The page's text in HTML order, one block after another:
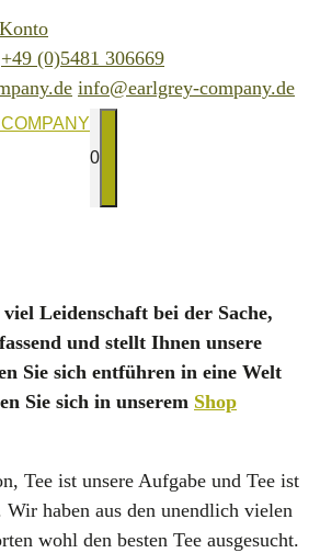
+49 (0)5481 306669
info@earlgrey-company.de
0
MENÜ
Leidenschaft bei der Sache,
und stellt Ihnen unsere
Sie sich entführen in eine Welt
Sie sich in unserem Shop
Tee ist unsere Aufgabe und Tee ist
Wir haben aus den unendlich vielen
wohl den besten Tee ausgesucht.